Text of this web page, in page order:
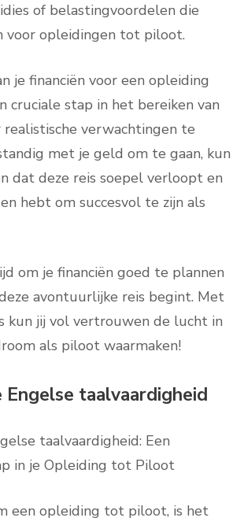
of belastingvoordelen die
voor opleidingen tot piloot.
je financiën voor een opleiding
cruciale stap in het bereiken van
realistische verwachtingen te
met je geld om te gaan, kun
dat deze reis soepel verloopt en
hebt om succesvol te zijn als
om je financiën goed te plannen
avontuurlijke reis begint. Met
kun jij vol vertrouwen de lucht in
als piloot waarmaken!
Engelse taalvaardigheid
taalvaardigheid: Een
in je Opleiding tot Piloot
een opleiding tot piloot, is het